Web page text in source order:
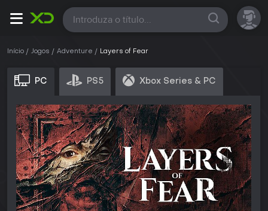
Todas
Início Jogos Adventure Layers of Fear
PC PS5 Xbox Series & PC